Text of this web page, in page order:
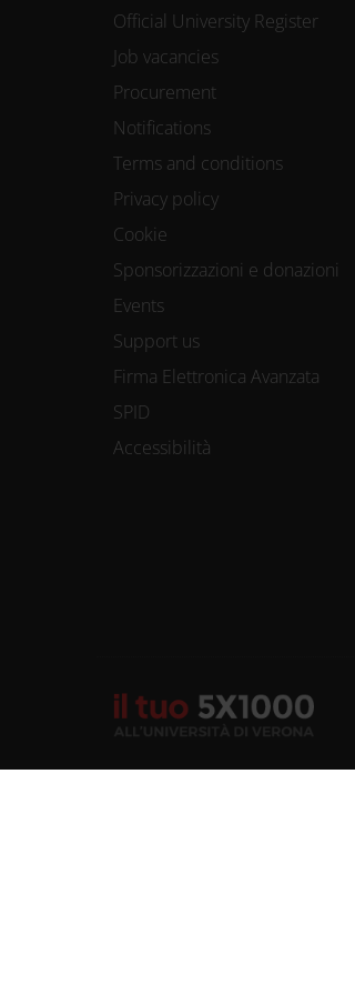
Official University Register
Job vacancies
Procurement
Notifications
Terms and conditions
Privacy policy
Cookie
Sponsorizzazioni e donazioni
Events
Support us
Firma Elettronica Avanzata
SPID
Accessibilità